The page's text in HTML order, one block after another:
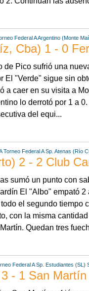
Federal AArgentino (Monte
Cba) 1 - 0
de Pico sufrió una
El "Verde" sigue sin
a caer en su visita a
lo derrotó por 1 a
del equi...
Torneo Federal A Sp. Atenas (Río
2 - 2 Club
sumó un punto con
El "Albo" empató 2
el segundo tiempo
con la misma
Quedan tres
Federal A Sp. Estudiantes (SL)
- 1 San